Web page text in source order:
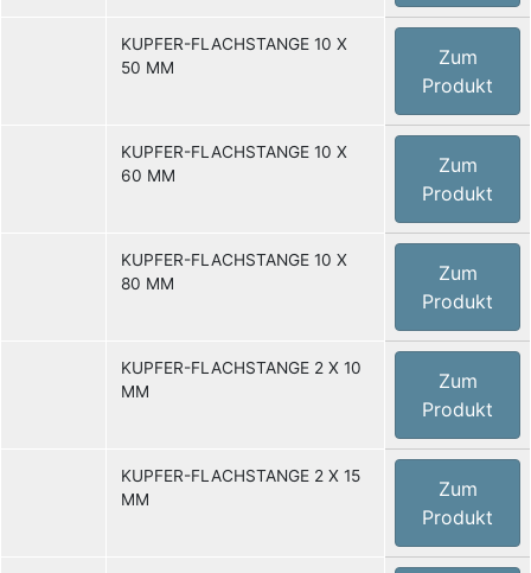
KUPFER-FLACHSTANGE 10 X
50 MM
Zum
Produkt
KUPFER-FLACHSTANGE 10 X
60 MM
Zum
Produkt
KUPFER-FLACHSTANGE 10 X
80 MM
Zum
Produkt
KUPFER-FLACHSTANGE 2 X 10
MM
Zum
Produkt
KUPFER-FLACHSTANGE 2 X 15
MM
Zum
Produkt